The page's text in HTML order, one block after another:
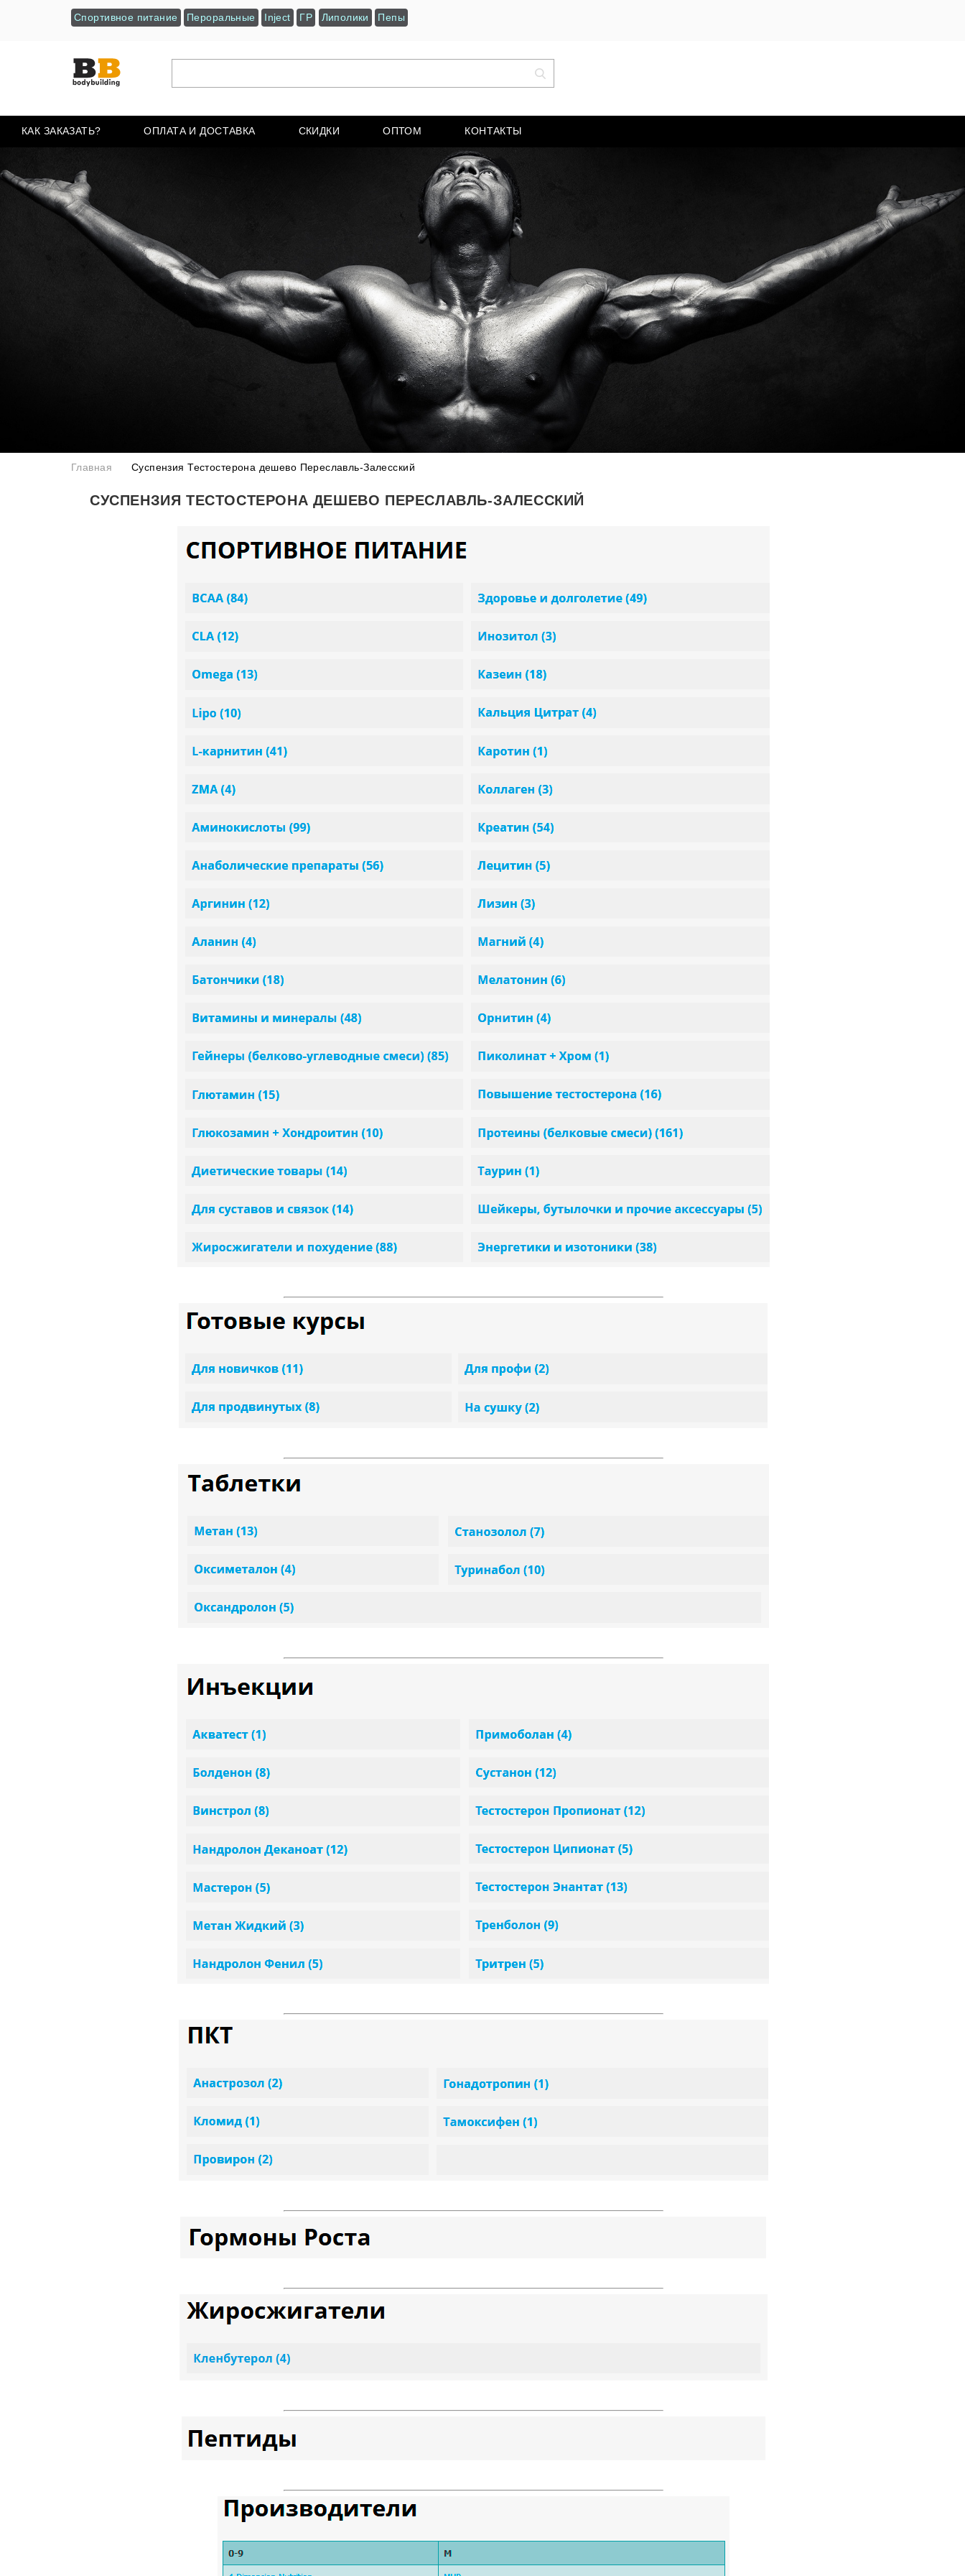
Спортивное питание Пероральные Inject ГР Липолики Пепы
КАК ЗАКАЗАТЬ? ОПЛАТА И ДОСТАВКА СКИДКИ ОПТОМ КОНТАКТЫ
Главная Суспензия Тестостерона дешево Переславль-Залесский
СУСПЕНЗИЯ ТЕСТОСТЕРОНА ДЕШЕВО ПЕРЕСЛАВЛЬ-ЗАЛЕССКИЙ